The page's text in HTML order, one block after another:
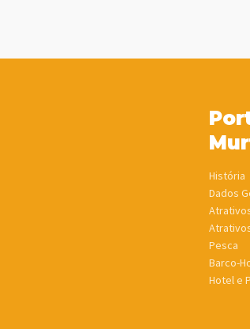
História
Dados
Pesca
Barco-
Hotel e